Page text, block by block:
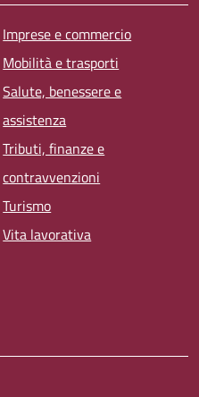
Imprese e commercio
Mobilità e trasporti
Salute, benessere e
assistenza
Tributi, finanze e
contravvenzioni
Turismo
Vita lavorativa